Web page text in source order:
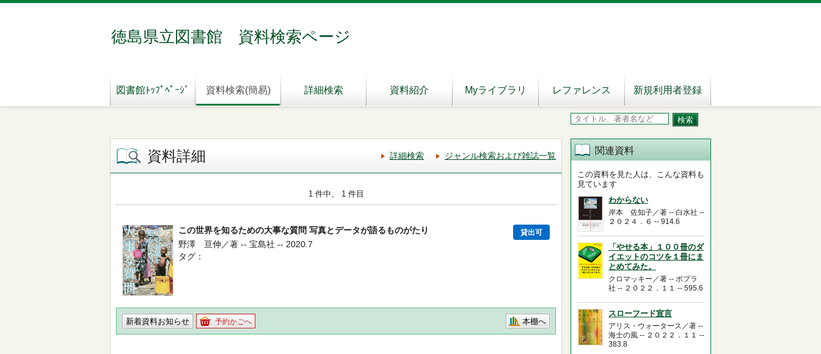
徳島県立図書館 資料検索ページ
図書館ﾄｯﾌﾟﾍﾟｰｼﾞ 資料検索(簡易) 詳細検索 資料紹介 Myライブラリ レファレンス 新規利用者登録
資料詳細 詳細検索 ジャンル検索および雑誌一覧
1 件中、 1 件目
この世界を知るための大事な質問 写真とデータが語るものがたり 貸出可
野澤 亘伸／著 -- 宝島社 -- 2020.7
タグ
新着資料お知らせ 予約かごへ 本棚へ
関連資料
この資料を見た人は、こんな資料も
見ています
わからない
岸本 佐知子／著 -- 白水社 --
２０２４．６ -- 914.6
「やせる本」１００冊のダ
イエットのコツを１冊にま
とめてみた。
クロマッキー／著 -- ポプラ
社 -- ２０２２．１１ -- 595.6
スローフード宣言
アリス・ウォータース／著 --
海士の風 -- ２０２２．１１ --
383.8